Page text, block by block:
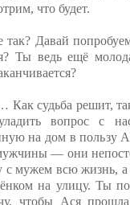
что будет.
Давай
Ты ведь ещё
судьба решит,
вопрос с
на дом в пользу
— они
с мужем всю жизнь,
на улицу. Ты
чтобы Ася